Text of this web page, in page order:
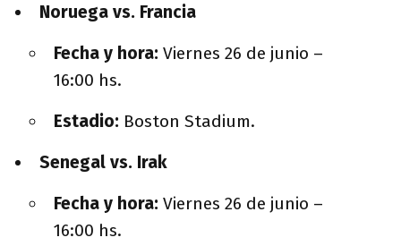
Noruega vs. Francia
Fecha y hora: Viernes 26 de junio –
16:00 hs.
Estadio: Boston Stadium.
Senegal vs. Irak
Fecha y hora: Viernes 26 de junio –
16:00 hs.